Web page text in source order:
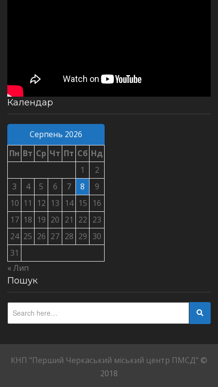
Календар
Серпень 2026
Пн Вт Ср Чт Пт Сб Нд
1
2
3
4 5 6 7 8
9
10 11 12 13 14 15
16
17 18 19 20 21 22 23
24 25 26 27 28 29 30
31
« Лип
Пошук
КНП "Перший Черкаський міський центр ПМСД" ©
2018